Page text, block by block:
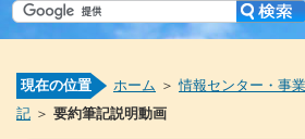
現在の位置 ホーム ＞情報センター・事
記 ＞ 要約筆記説明動画